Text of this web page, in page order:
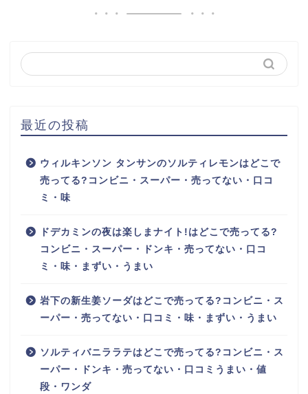
最近の投稿
ウィルキンソン タンサンのソルティレモンはどこで
売ってる?コンビニ・スーパー・売ってない・口コ
ミ・味
ドデカミンの夜は楽しまナイト!はどこで売ってる?
コンビニ・スーパー・ドンキ・売ってない・口コ
ミ・味・まずい・うまい
岩下の新生姜ソーダはどこで売ってる?コンビニ・ス
ーパー・売ってない・口コミ・味・まずい・うまい
ソルティバニララテはどこで売ってる?コンビニ・ス
ーパー・ドンキ・売ってない・口コミうまい・値
段・ワンダ